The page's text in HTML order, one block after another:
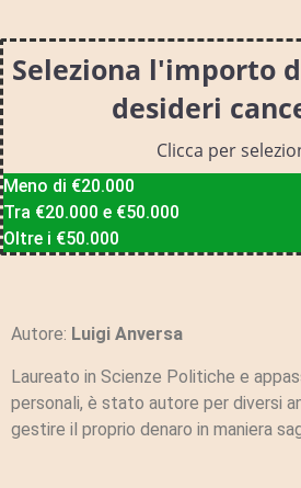
Seleziona l'importo
desideri
Clicca per
Meno di €20.000
Tra €20.000 e €50.000
Oltre i €50.000
Autore: Luigi Anversa
Laureato in Scienze Politiche e
personali, è stato autore per diversi
gestire il proprio denaro in maniera